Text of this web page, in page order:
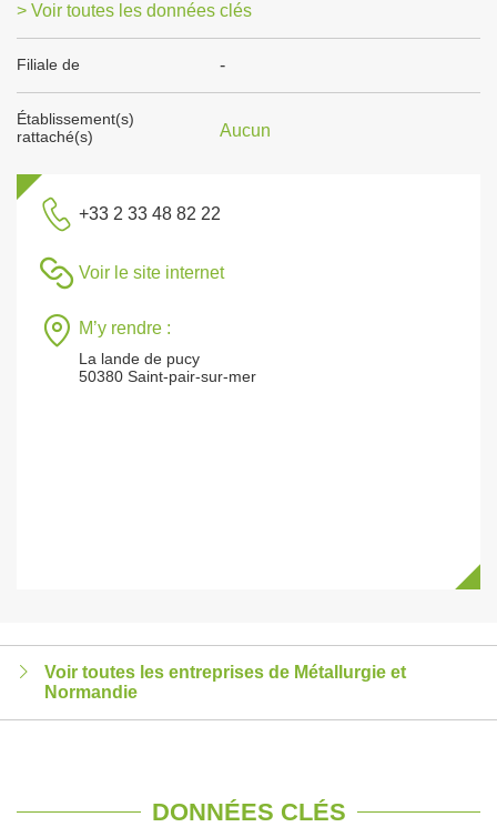
> Voir toutes les données clés
Filiale de -
Établissement(s)
rattaché(s)
Aucun
+33 2 33 48 82 22
Voir le site internet
M’y rendre :
La lande de pucy
50380 Saint-pair-sur-mer
Voir toutes les entreprises de Métallurgie et
Normandie
DONNÉES CLÉS